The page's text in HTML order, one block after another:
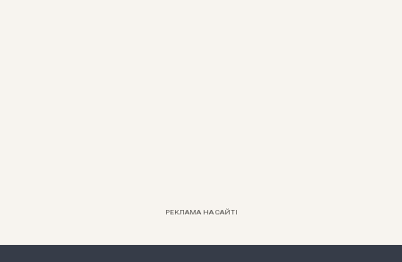
РЕКЛАМА НА САЙТІ